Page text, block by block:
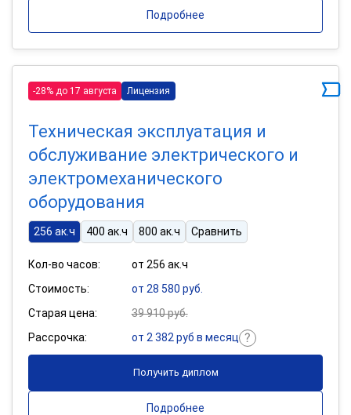
Подробнее
-28% до 17 августа Лицензия
Техническая эксплуатация и
обслуживание электрического и
электромеханического
оборудования
256 ак.ч 400 ак.ч 800 ак.ч Сравнить
Кол-во часов:
от 256 ак.ч
Стоимость:
от 28 580 руб.
Старая цена:
39 910 руб.
Рассрочка:
от 2 382 руб в месяц
Получить диплом
Подробнее